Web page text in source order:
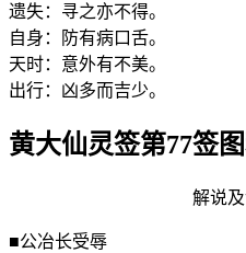
遗失：寻之亦不得。
自身：防有病口舌。
天时：意外有不美。
出行：凶多而吉少。
黄大仙灵签第77签
解说及
■公冶长受辱